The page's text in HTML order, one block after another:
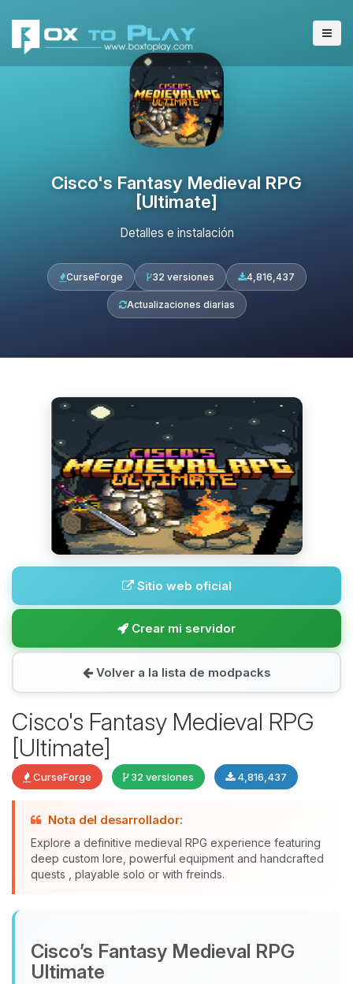
Cisco's Fantasy Medieval RPG
[Ultimate]
Detalles e instalación
CurseForge 32 versiones 4,816,437
Actualizaciones diarias
Sitio web oficial
Crear mi servidor
Volver a la lista de modpacks
Cisco's Fantasy Medieval RPG
[Ultimate]
CurseForge 32 versiones 4,816,437
Nota del desarrollador:
Explore a definitive medieval RPG experience featuring
deep custom lore, powerful equipment and handcrafted
quests , playable solo or with freinds.
Cisco’s Fantasy Medieval RPG
Ultimate
que necesitas y moveré mis
pequenos circuitos para ayudarte.